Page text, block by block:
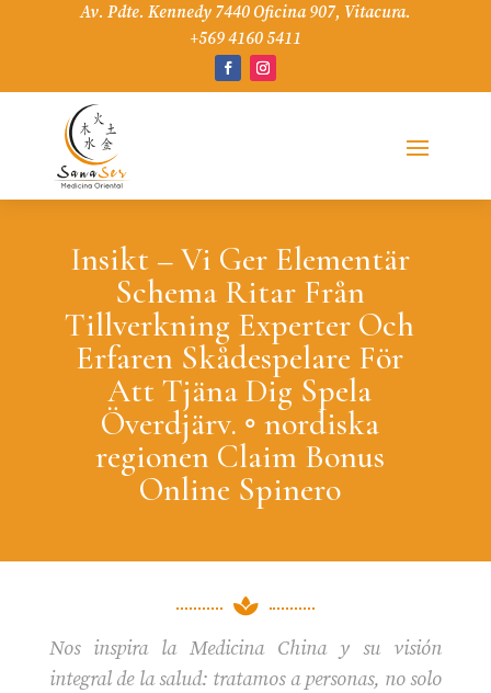
Av. Pdte. Kennedy 7440 Oficina 907, Vitacura.
+569 4160 5411
Insikt – Vi Ger Elementär
Schema Ritar Från
Tillverkning Experter Och
Erfaren Skådespelare För
Att Tjäna Dig Spela
Överdjärv. ◦ nordiska
regionen Claim Bonus
Online Spinero

Nos inspira la Medicina China y su visión
integral de la salud: tratamos a personas, no solo